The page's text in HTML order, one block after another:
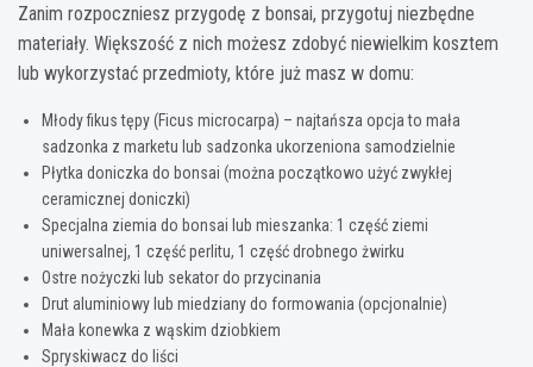
Zanim rozpoczniesz przygodę z bonsai, przygotuj niezbędne
materiały. Większość z nich możesz zdobyć niewielkim kosztem
lub wykorzystać przedmioty, które już masz w domu:
Młody fikus tępy (Ficus microcarpa) – najtańsza opcja to mała
sadzonka z marketu lub sadzonka ukorzeniona samodzielnie
Płytka doniczka do bonsai (można początkowo użyć zwykłej
ceramicznej doniczki)
Specjalna ziemia do bonsai lub mieszanka: 1 część ziemi
uniwersalnej, 1 część perlitu, 1 część drobnego żwirku
Ostre nożyczki lub sekator do przycinania
Drut aluminiowy lub miedziany do formowania (opcjonalnie)
Mała konewka z wąskim dziobkiem
Spryskiwacz do liści